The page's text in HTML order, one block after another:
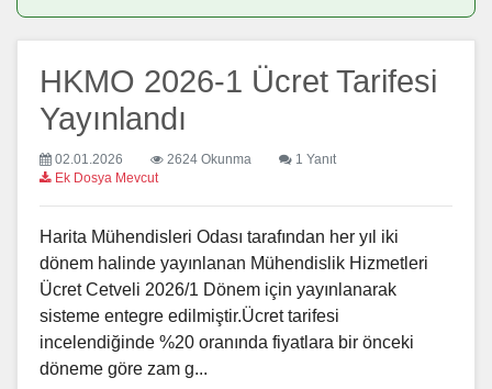
HKMO 2026-1 Ücret Tarifesi
Yayınlandı
02.01.2026 2624 Okunma
1 Yanıt
Ek Dosya Mevcut
Harita Mühendisleri Odası tarafından her yıl iki
dönem halinde yayınlanan Mühendislik Hizmetleri
Ücret Cetveli 2026/1 Dönem için yayınlanarak
sisteme entegre edilmiştir.Ücret tarifesi
incelendiğinde %20 oranında fiyatlara bir önceki
döneme göre zam g...